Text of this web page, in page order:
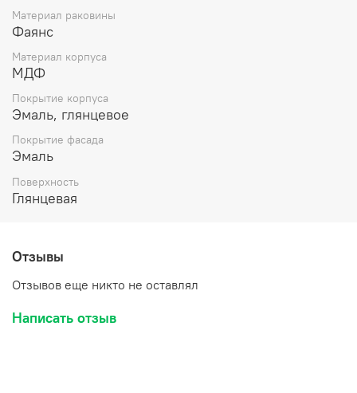
Материал раковины
Фаянс
Материал корпуса
МДФ
Покрытие корпуса
Эмаль, глянцевое
Покрытие фасада
Эмаль
Поверхность
Глянцевая
Отзывы
Отзывов еще никто не оставлял
Написать отзыв